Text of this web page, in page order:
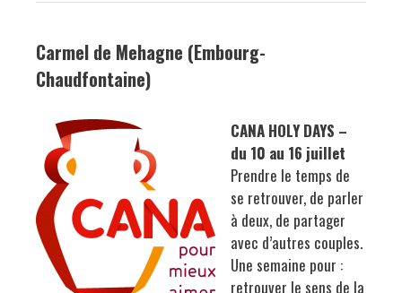
Carmel de Mehagne (Embourg-
Chaudfontaine)
CANA HOLY DAYS –
du 10 au 16 juillet
Prendre le temps de
se retrouver, de parler
à deux, de partager
avec d’autres couples.
Une semaine pour :
retrouver le sens de la